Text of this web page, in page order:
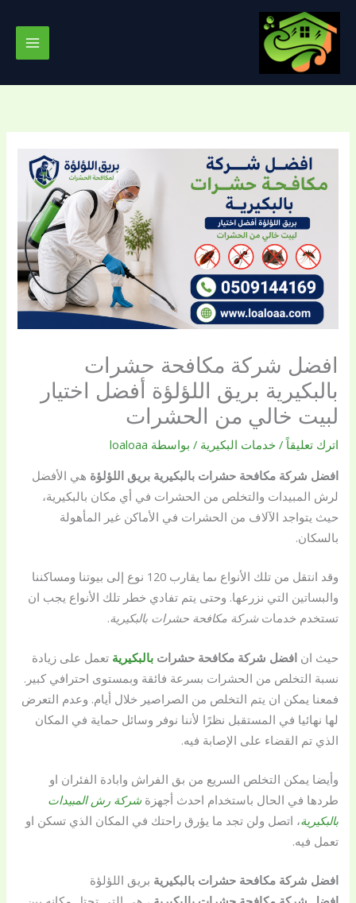
تخطي
المحتوى
افضل شركة مكافحة حشرات
بالبكيرية بريق اللؤلؤة أفضل اختيار
لبيت خالي من الحشرات
اترك تعليقاً / خدمات البكيرية / بواسطة loaloaa
افضل شركة مكافحة حشرات بالبكيريةبريق اللؤلؤة هي الأفضل
لرش المبيدات والتخلص من الحشرات في أي مكان بالبكيرية،
حيث يتواجد الآلاف من الحشرات في الأماكن غير المأهولة
بالسكان.
وقد انتقل من تلك الأنواع ىما يقارب 120 نوع إلى بيوتنا ومساكننا
والبساتين التي نزرعها. وحتى يتم تفادي خطر تلك الأنواع يجب ان
تستخدم خدماتشركة مكافحة حشرات بالبكيرية.
حيث انافضل شركة مكافحة حشراتبالبكيرية تعمل على زيادة
نسبة التخلص من الحشرات بسرعة فائقة وبمستوى احترافي كبير.
فمعنا يمكن ان يتم التخلص من الصراصير خلال أيام. وعدم التعرض
لها نهائيا في المستقبل نظرًا لأننا نوفر وسائل حماية في المكان
الذي تم القضاء على الإصابة فيه.
وأيضا يمكن التخلص السريع من بق الفراش وابادة الفئران او
طردها في الحال باستخدام احدث أجهزةشركة رش المبيدات
بالبكيرية، اتصل ولن تجد ما يؤرق راحتك في المكان الذي تسكن او
تعمل فيه.
افضل شركة مكافحة حشرات بالبكيرية بريق اللؤلؤة